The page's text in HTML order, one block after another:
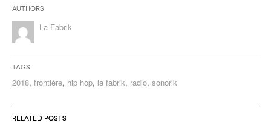
Authors
La Fabrik
Tags
2018, frontière, hip hop, la fabrik, radio, sonorik
RELATED POSTS